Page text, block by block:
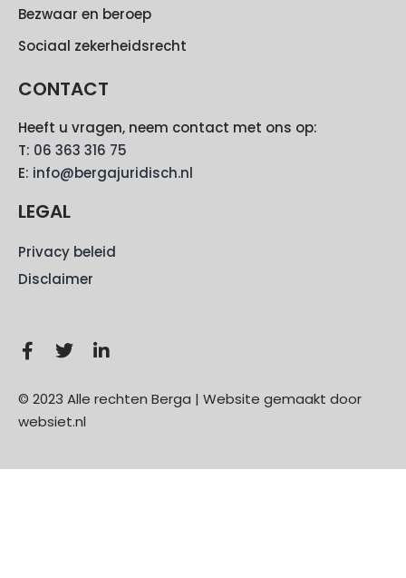
Bezwaar en beroep
Sociaal zekerheidsrecht
CONTACT
Heeft u vragen, neem contact met ons op:
T: 06 363 316 75
E: info@bergajuridisch.nl
LEGAL
Privacy beleid
Disclaimer
© 2023 Alle rechten Berga | Website gemaakt door
websiet.nl